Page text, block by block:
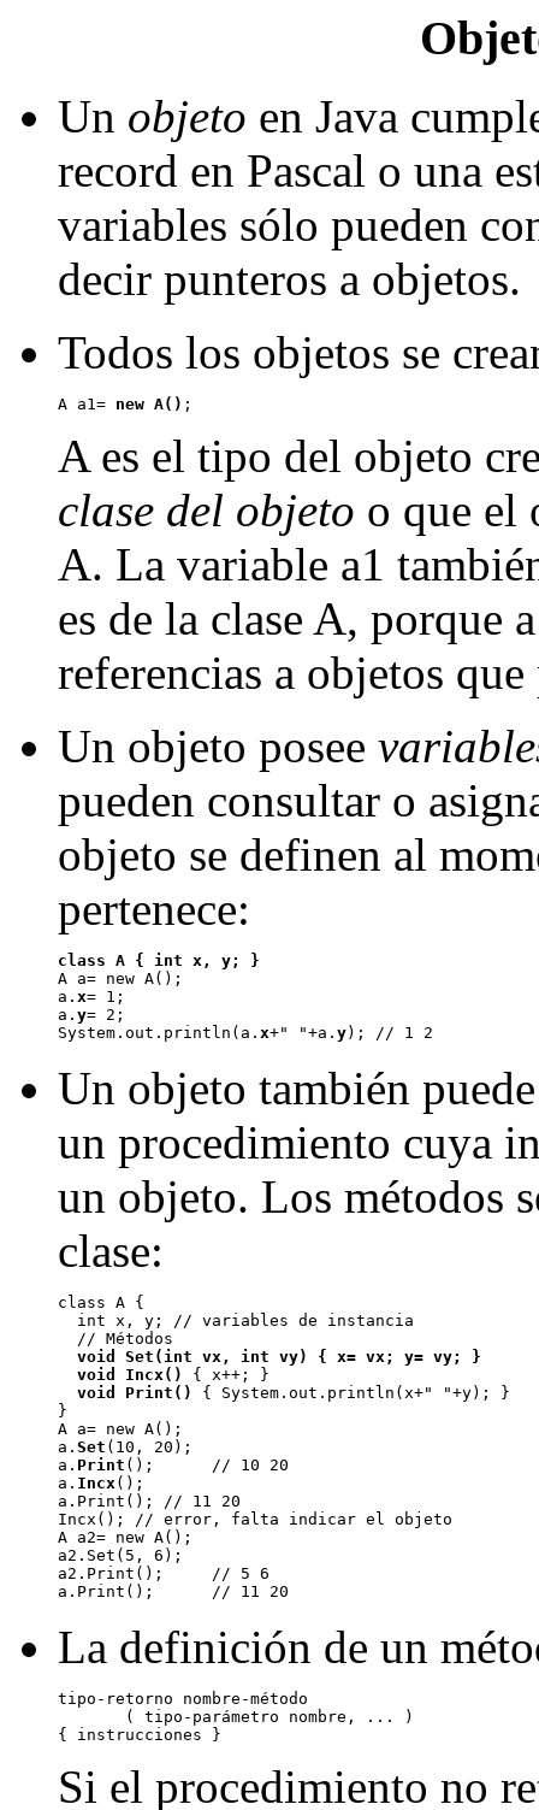
Un objeto en Java
record en Pascal o una
variables sólo pueden
decir punteros a objetos.
Todos los objetos se
A a1= new A()
A es el tipo del objeto
clase del objeto o que el
A. La variable a1
es de la clase A, porque
referencias a objetos
Un objeto posee
pueden consultar o
objeto se definen al
pertenece:
class A { int x , y; }
A a= new A();
a. x= 1;
a. y= 2;
System.out.println(a. x+" "+a. y
Un objeto también
un procedimiento cuya
un objeto. Los métodos
clase:
class A {
  int x, y; // variables de instancia
  // Métodos
void Set(int vx, int vy) { x= vx; y= vy; }
void Incx()
{ x++; }
void Print()
{ System.out.println(x+" "+y); }
}
A a= new A();
a. Set (10, 20);
a. Print ();      // 10 20
a. Incx ();
a.Print(); // 11 20
Incx(); // error, falta indicar el objeto
A a2= new A();
a2.Set(5, 6);
a2.Print();     // 5 6
La definición de un
tipo-retorno nombre-método
       ( tipo-parámetro nombre, ... )
Si el procedimiento no